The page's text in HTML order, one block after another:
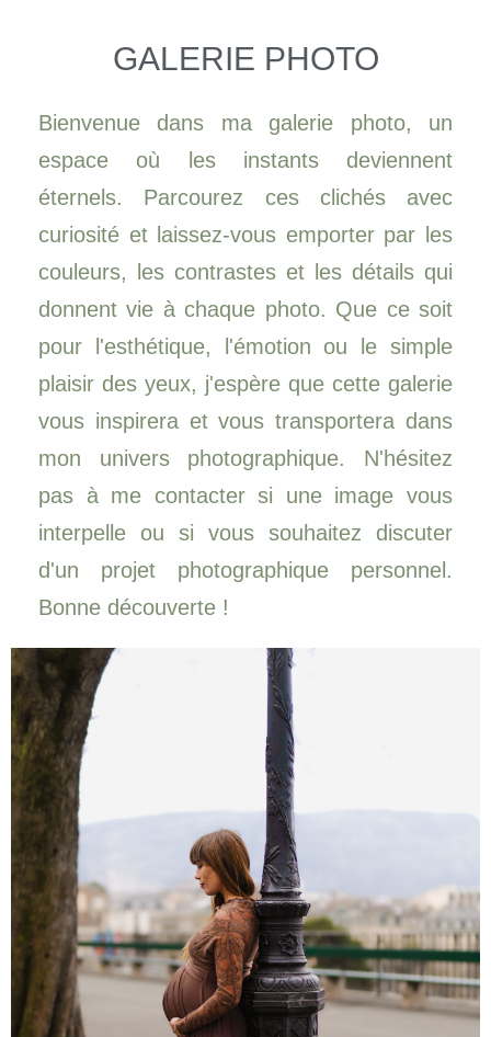
GALERIE PHOTO
Bienvenue dans ma galerie photo, un
espace où les instants deviennent
éternels. Parcourez ces clichés avec
curiosité et laissez-vous emporter par les
couleurs, les contrastes et les détails qui
donnent vie à chaque photo. Que ce soit
pour l'esthétique, l'émotion ou le simple
plaisir des yeux, j'espère que cette galerie
vous inspirera et vous transportera dans
mon univers photographique. N'hésitez
pas à me contacter si une image vous
interpelle ou si vous souhaitez discuter
d'un projet photographique personnel.
Bonne découverte !